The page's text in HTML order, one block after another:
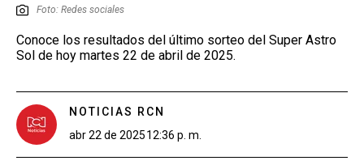
Foto: Redes sociales
Conoce los resultados del último sorteo del Super Astro
Sol de hoy martes 22 de abril de 2025.
NOTICIAS RCN
abr 22 de 202512:36 p. m.